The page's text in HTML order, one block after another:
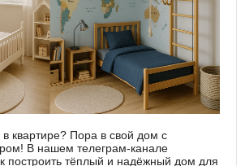
квартире? Пора в свой дом с
В нашем телеграм-канале
построить тёплый и надёжный дом для